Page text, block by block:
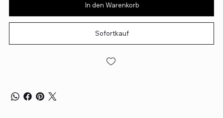
In den Warenkorb
Sofortkauf